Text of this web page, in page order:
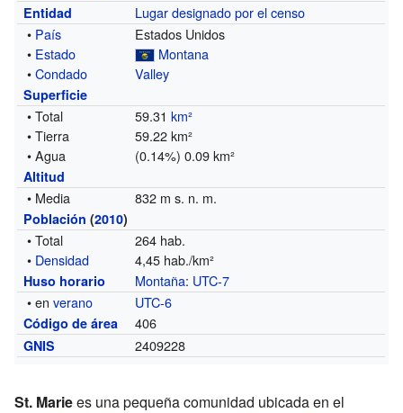
Entidad
Lugar designado por el censo
• País
Estados Unidos
• Estado
Montana
•Condado Valley
Superficie
• Total 59.31km²
• Tierra
59.22 km²
• Agua
(0.14%) 0.09 km²
Altitud
• Media 832 m s. n. m.
Población (2010)
• Total
264 hab.
• Densidad 4,45 hab./km²
Huso horario Montaña: UTC-7
• enverano UTC-6
Código de área 406
GNIS 2409228
St. Mariees una pequeña comunidad ubicada en el